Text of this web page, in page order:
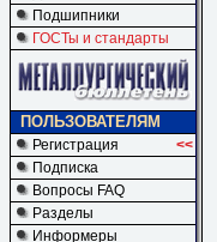
Подшипники
ГОСТы и стандарты
ПОЛЬЗОВАТЕЛЯМ
Регистрация
<<
Подписка
Вопросы FAQ
Разделы
Информеры